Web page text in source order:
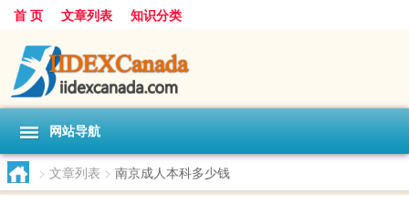
首 页 文章列表 知识分类
网站导航
> 文章列表 > 南京成人本科多少钱